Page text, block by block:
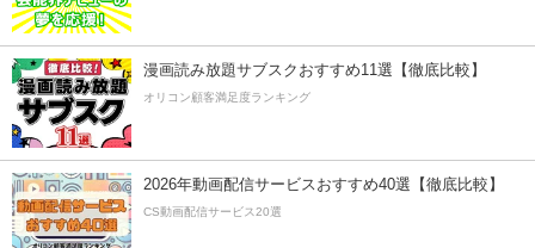
漫画読み放題サブスクおすすめ11選【徹底比較】
オリコン顧客満足度ランキング
2026年動画配信サービスおすすめ40選【徹底比較】
CS動画配信サービス20選